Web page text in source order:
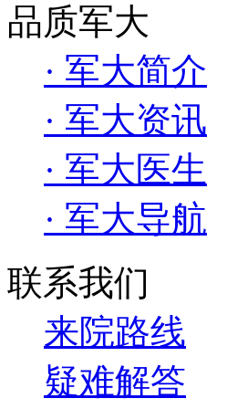
品质军大
· 军大简介
· 军大资讯
· 军大医生
· 军大导航
联系我们
来院路线
疑难解答